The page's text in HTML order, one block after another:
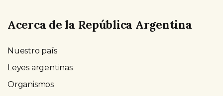
Acerca de la República Argentina
Nuestro país
Leyes argentinas
Organismos